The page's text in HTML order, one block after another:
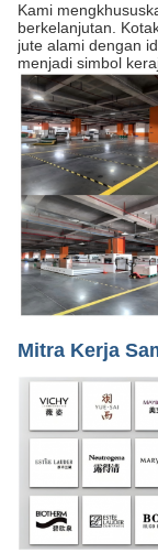
Kami
berkelanjutan.
jute alami dengan
menjadi simbol
Mitra Kerja